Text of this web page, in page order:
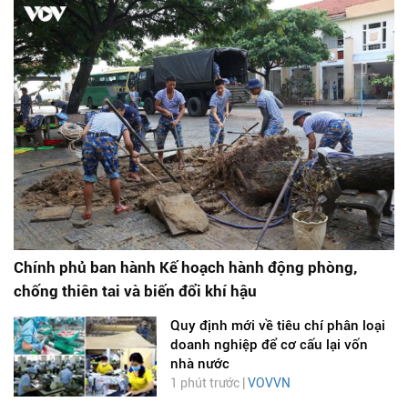
Chính phủ ban hành Kế hoạch hành động phòng,
chống thiên tai và biến đổi khí hậu
Quy định mới về tiêu chí phân loại
doanh nghiệp để cơ cấu lại vốn
nhà nước
1 phút trước | VOVVN